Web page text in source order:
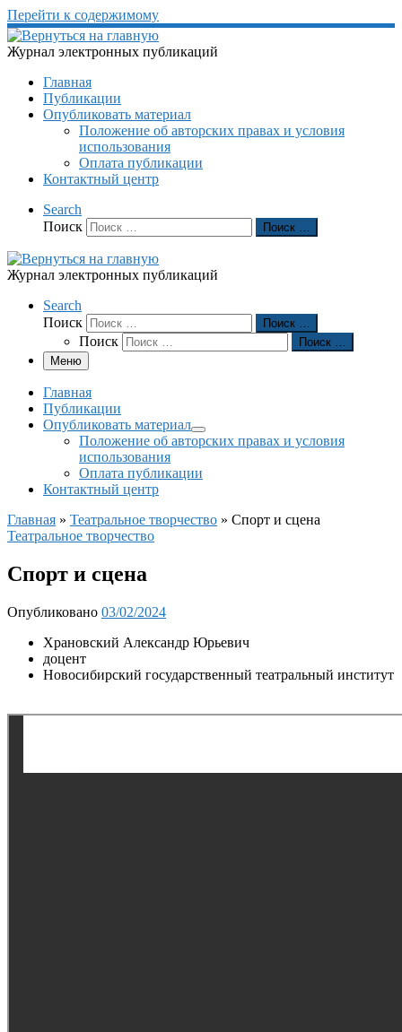
Перейти к содержимому
Журнал электронных публикаций
Главная
Публикации
Опубликовать материал
Положение об авторских правах и условия
использования
Оплата публикации
Контактный центр
Search
Поиск
Поиск …
Журнал электронных публикаций
Search
Поиск
Поиск …
Поиск
Поиск …
Меню
Главная
Публикации
Опубликовать материал
Положение об авторских правах и условия
использования
Оплата публикации
Контактный центр
Главная » Театральное творчество » Спорт и сцена
Театральное творчество
Спорт и сцена
Опубликовано 03/02/2024
Храновский Александр Юрьевич
доцент
Новосибирский государственный театральный институт